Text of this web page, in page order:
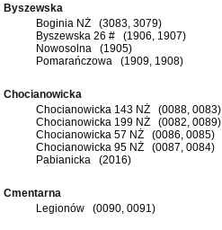
Byszewska
Boginia NŻ (3083, 3079)
Byszewska 26 # (1906, 1907)
Nowosolna (1905)
Pomarańczowa (1909, 1908)
Chocianowicka
Chocianowicka 143 NŻ (0088, 0083)
Chocianowicka 199 NŻ (0082, 0089)
Chocianowicka 57 NŻ (0086, 0085)
Chocianowicka 95 NŻ (0087, 0084)
Pabianicka (2016)
Cmentarna
Legionów (0090, 0091)